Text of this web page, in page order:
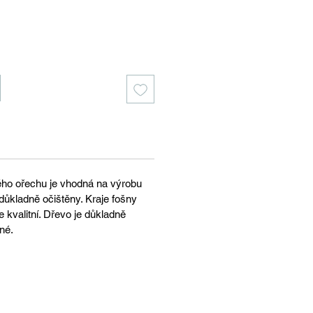
ořechu je vhodná na výrobu
očištěny. Kraje fošny
kvalitní. Dřevo je důkladně